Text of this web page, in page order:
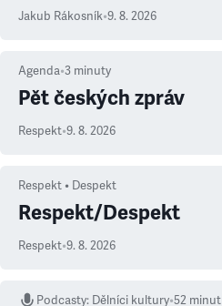
Jakub Rákosník•9. 8. 2026
Agenda•3 minuty
Pět českých zpráv
Respekt•9. 8. 2026
Respekt • Despekt
Respekt/Despekt
Respekt•9. 8. 2026
Podcasty: Dělníci kultury•52 minut